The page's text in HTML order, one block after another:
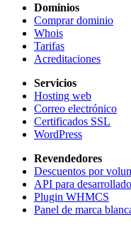
Dominios
Comprar dominio
Whois
Tarifas
Acreditaciones
Servicios
Hosting web
Correo electrónico
Certificados SSL
WordPress
Revendedores
Descuentos por
API para
Plugin WHMCS
Panel de marca